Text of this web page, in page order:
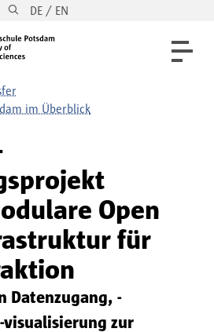
DE / EN
im Überblick
Open
für
Datenzugang, -
zur